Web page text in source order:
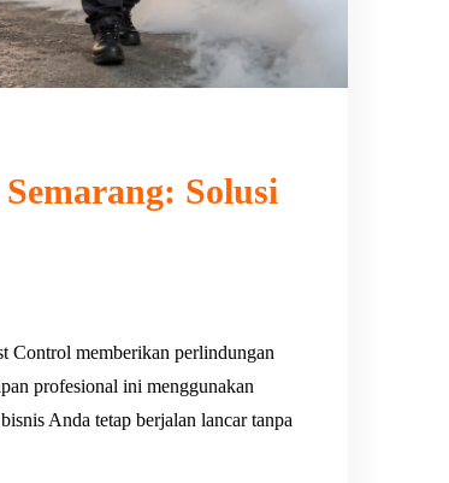
Solusi
Control memberikan perlindungan
profesional ini menggunakan
Anda tetap berjalan lancar tanpa